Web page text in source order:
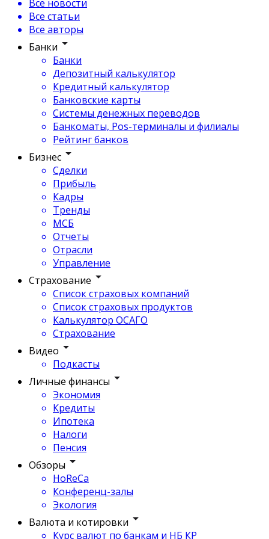
Все новости
Все статьи
Все авторы
Банки
Банки
Депозитный калькулятор
Кредитный калькулятор
Банковские карты
Системы денежных переводов
Банкоматы, Pos-терминалы и филиалы
Рейтинг банков
Бизнес
Сделки
Прибыль
Кадры
Тренды
МСБ
Отчеты
Отрасли
Управление
Страхование
Список страховых компаний
Список страховых продуктов
Калькулятор ОСАГО
Страхование
Видео
Подкасты
Личные финансы
Экономия
Кредиты
Ипотека
Налоги
Пенсия
Обзоры
HoReCa
Конференц-залы
Экология
Валюта и котировки
Курс валют по банкам и НБ КР